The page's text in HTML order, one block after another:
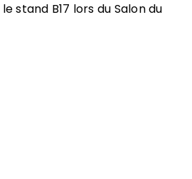
stand B17 lors du Salon du